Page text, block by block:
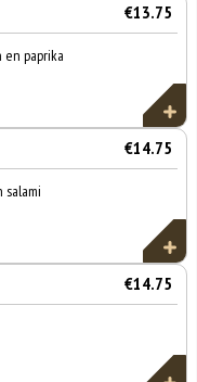
€13.75
en paprika
€14.75
salami
€14.75